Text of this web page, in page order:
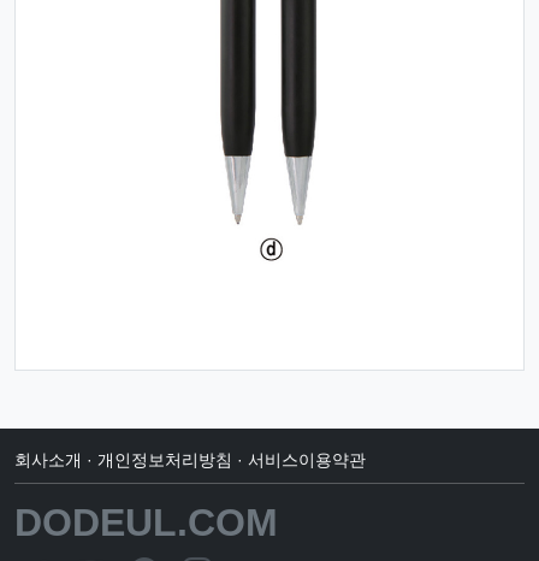
회사소개 · 개인정보처리방침 · 서비스이용약관
DODEUL.COM